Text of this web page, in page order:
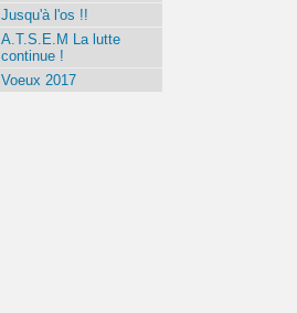
Jusqu'à l'os !!
A.T.S.E.M La lutte
continue !
Voeux 2017